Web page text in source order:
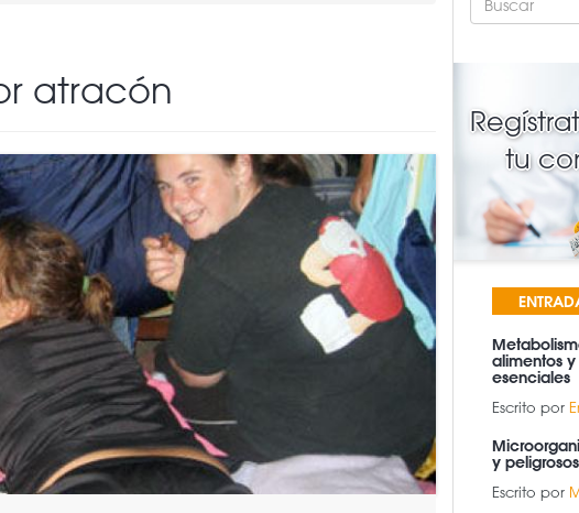
atracón
FORMULARIO
DE
tu
alimentos
esenciales
Escrito por
y peligrosos
Escrito por